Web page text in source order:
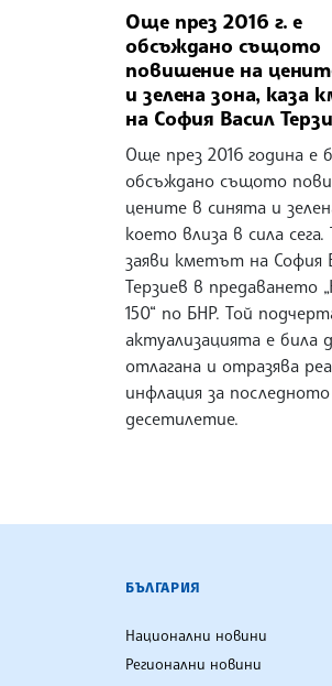
Още през 2016 г. е
обсъждано същото
повишение на
и зелена зона, каза
на София Васил
Още през 2016 година е
обсъждано същото
цените в синята и
което влиза в сила сега.
заяви кметът на София
Терзиев в предаването
150“ по БНР. Той
актуализацията е била
отлагана и отразява
инфлация за последното
десетилетие.
БЪЛГАРСКА
БЪЛГАРИЯ
Национални новини
Регионални новини